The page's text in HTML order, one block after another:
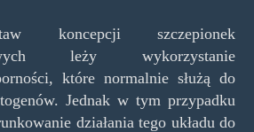
koncepcji szczepionek
leży wykorzystanie
które normalnie służą do
Jednak w tym przypadku
działania tego układu do